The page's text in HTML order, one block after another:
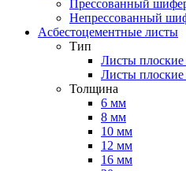
Прессованный
Непрессованный
Асбестоцементные листы
Тип
Листы
Листы
Толщина
6 мм
8 мм
10 мм
12 мм
16 мм